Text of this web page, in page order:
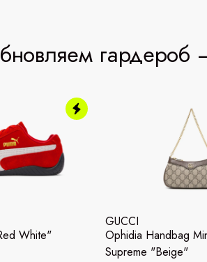
гардероб
White"
GUCCI
Ophidia Handbag
Supreme "Beige"